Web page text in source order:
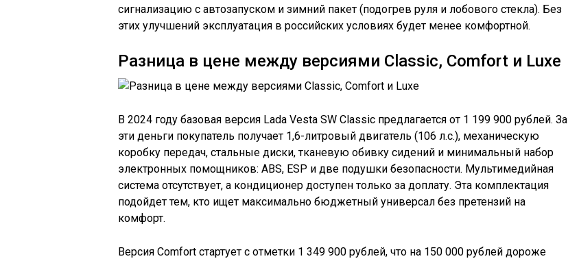
сигнализацию с автозапуском и зимний пакет (подогрев руля и лобового стекла). Без
этих улучшений эксплуатация в российских условиях будет менее комфортной.
Разница в цене между версиями Classic, Comfort и Luxe
В 2024 году базовая версия Lada Vesta SW Classic предлагается от 1 199 900 рублей. За
эти деньги покупатель получает 1,6-литровый двигатель (106 л.с.), механическую
коробку передач, стальные диски, тканевую обивку сидений и минимальный набор
электронных помощников: ABS, ESP и две подушки безопасности. Мультимедийная
система отсутствует, а кондиционер доступен только за доплату. Эта комплектация
подойдет тем, кто ищет максимально бюджетный универсал без претензий на
комфорт.
Версия Comfort стартует с отметки 1 349 900 рублей, что на 150 000 рублей дороже